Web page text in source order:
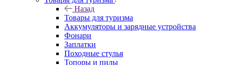
Назад
Товары для туризма
Аккумуляторы и зарядные устройства
Фонари
Заплатки
Походные стулья
Топоры и пилы